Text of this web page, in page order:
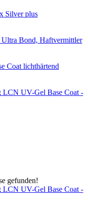
Silver plus
Bond, Haftvermittler
Coat lichthärtend
LCN UV-Gel Base Coat -
gefunden!
LCN UV-Gel Base Coat -